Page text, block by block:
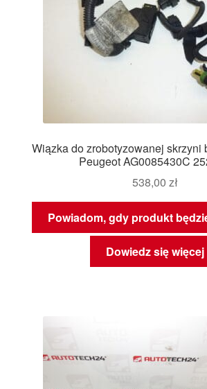
Wiązka do zrobotyzowanej skrzyni
Peugeot AG0085430C
538,00 zł
Powiadom, gdy produkt
Dowiedz się więcej